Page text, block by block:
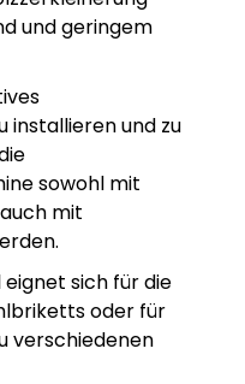
und geringem
installieren und zu
sowohl mit
mit
sich für die
oder für
verschiedenen